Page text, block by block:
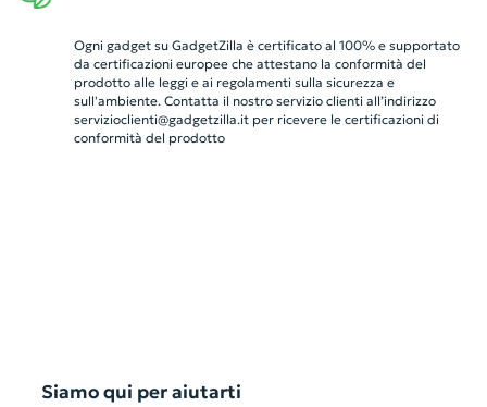
Ogni gadget su GadgetZilla è certificato al 100% e supportato
da certificazioni europee che attestano la conformità del
prodotto alle leggi e ai regolamenti sulla sicurezza e
sull'ambiente. Contatta il nostro servizio clienti all’indirizzo
servizioclienti@gadgetzilla.itper ricevere le certificazioni di
conformità del prodotto
Siamo qui per aiutarti